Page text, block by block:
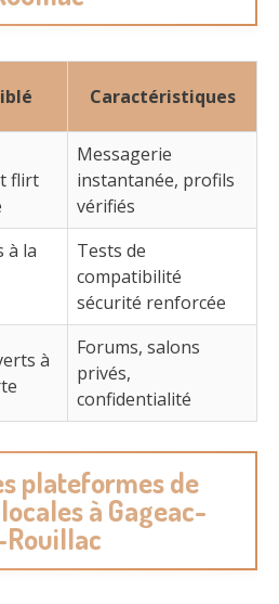
Caractéristiques
flirt
Messagerie
instantanée, profils
vérifiés
à la
Tests de
compatibilité
sécurité renforcée
à
Forums, salons
privés,
confidentialité
plateformes de
à Gageac-